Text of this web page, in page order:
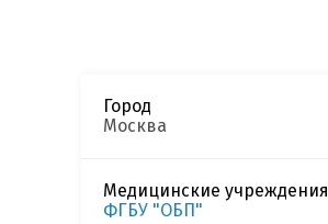
Город
Москва
Медицинские учреждения
ФГБУ "ОБП"